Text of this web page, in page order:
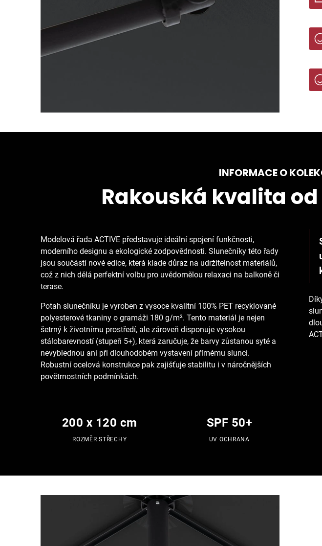
INFORMACE O
Rakouská kvalita
Modelová řada ACTIVE představuje ideální spojení funkčnosti,
moderního designu a ekologické zodpovědnosti. Slunečníky této řady
jsou součástí nové edice, která klade důraz na udržitelnost materiálů,
což z nich dělá perfektní volbu pro uvědomělou relaxaci na balkoně či
terase.
Potah slunečníku je vyroben z vysoce kvalitní 100% PET recyklované
polyesterové tkaniny o gramáži 180 g/m². Tento materiál je nejen
šetrný k životnímu prostředí, ale zároveň disponuje vysokou
stálobarevností (stupeň 5+), která zaručuje, že barvy zůstanou syté a
nevyblednou ani při dlouhodobém vystavení přímému slunci.
Robustní ocelová konstrukce pak zajišťuje stabilitu i v náročnějších
povětrnostních podmínkách.
200 x 120 cm
ROZMĚR STŘECHY
SPF 50+
UV OCHRANA